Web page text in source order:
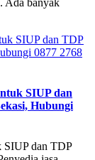
SIUP dan
Hubungi
SIUP dan TDP